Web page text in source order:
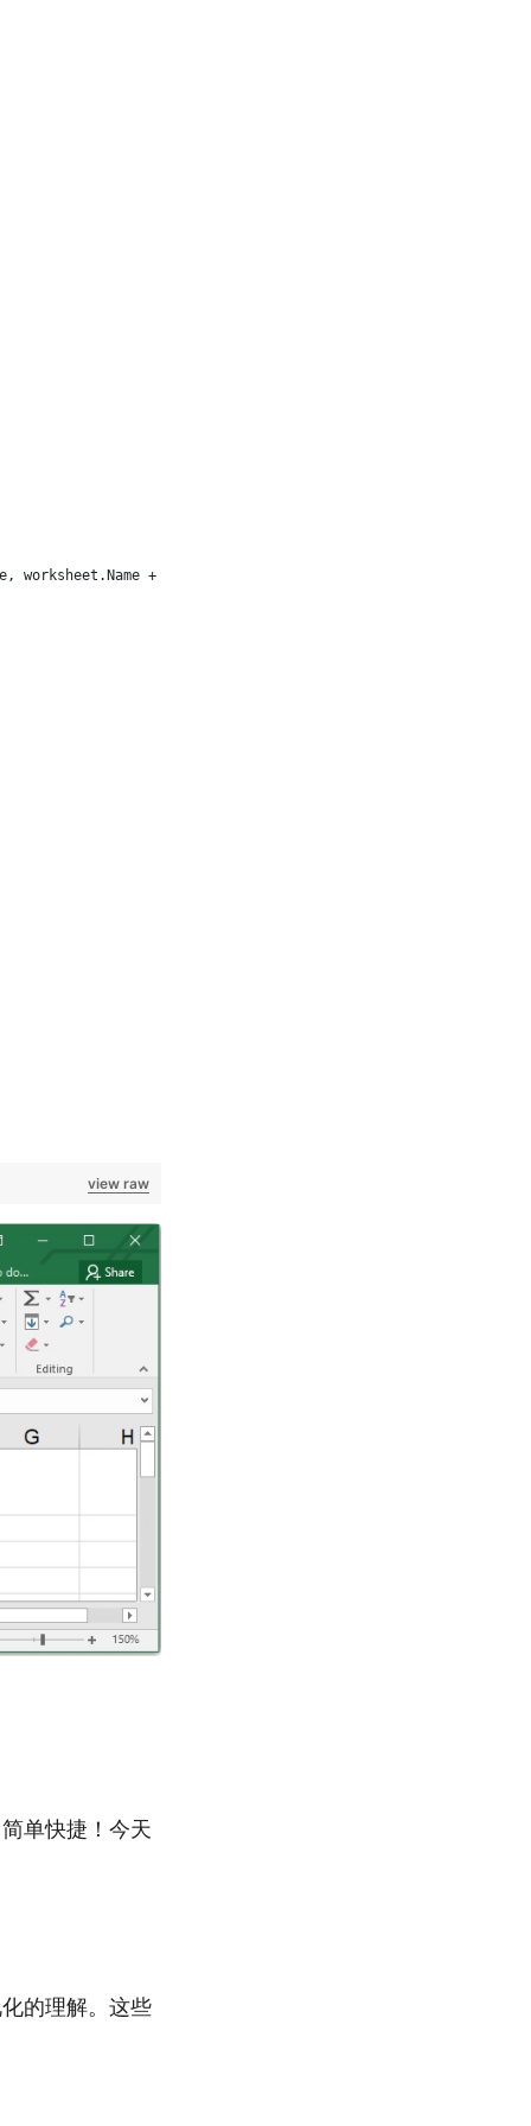
worksheet.Name + "!A1:D1", false, ca);
view raw
单快捷！今天
的理解。这些